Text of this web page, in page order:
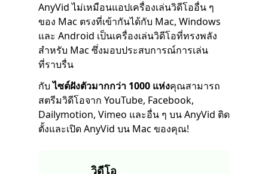
AnyVid ไม่เหมือนแอปเครื่องเล่นวิดีโออื่น ๆ
ของ Mac ตรงที่เข้ากันได้กับ Mac, Windows
และ Android เป็นเครื่องเล่นวิดีโอที่ทรงพลัง
สำหรับ Mac ซึ่งมอบประสบการณ์การเล่น
ที่ราบรื่น
กับไซต์ฝังตัวมากกว่า 1000 แห่งคุณสามารถ
สตรีมวิดีโอจาก YouTube, Facebook,
Dailymotion, Vimeo และอื่น ๆ บน AnyVid ติด
ตั้งและเปิด AnyVid บน Mac ของคุณ!
วิดีโอ